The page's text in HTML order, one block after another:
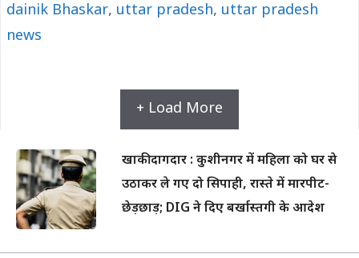
dainik Bhaskar, uttar pradesh, uttar pradesh
news
+ Load More
खाकी दागदार : कुशीनगर में महिला को घर से
उठाकर ले गए दो सिपाही, रास्ते में मारपीट-
छेड़छाड़; DIG ने दिए बर्खास्तगी के आदेश